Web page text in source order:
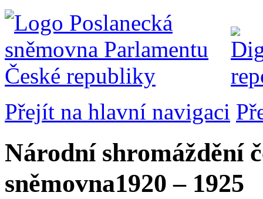
Přejít na hlavní navigaci
Národní shromáždění
sněmovna1920 – 1925